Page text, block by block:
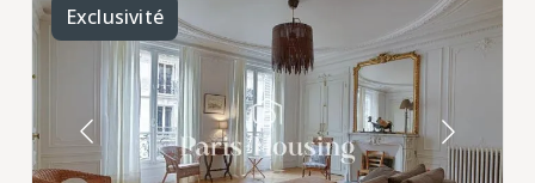
Exclusivité